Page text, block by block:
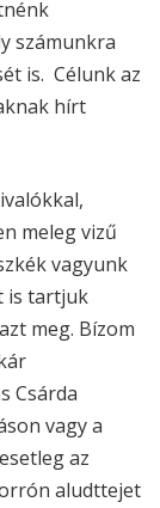
számunkra
is. Célunk az
hírt
meleg vizű
vagyunk
is tartjuk
meg. Bízom
Csárda
vagy a
az
aludttejet